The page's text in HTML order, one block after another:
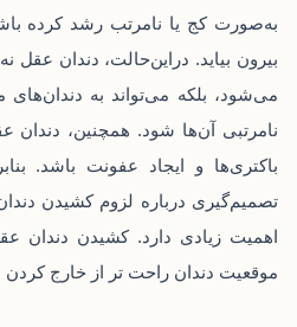
به‌صورت کج یا نامرتب رشد کرده
بیرون بیاید. دراین‌حالت، دندان عقل
می‌شود، بلکه می‌تواند به دندان‌های
نامرتبی آن‌ها شود. همچنین، دندان
باکتری‌ها و ایجاد عفونت باشد.
تصمیم‌گیری درباره لزوم کشیدن
اهمیت زیادی دارد. کشیدن دندان
موقعیت دندان راحت تر از خارج